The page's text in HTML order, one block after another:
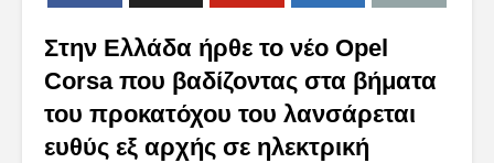
Στην Ελλάδα ήρθε το νέο Opel
Corsa που βαδίζοντας στα βήματα
του προκατόχου του λανσάρεται
ευθύς εξ αρχής σε ηλεκτρική